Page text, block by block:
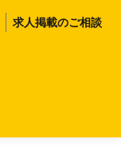
求人掲載のご相談